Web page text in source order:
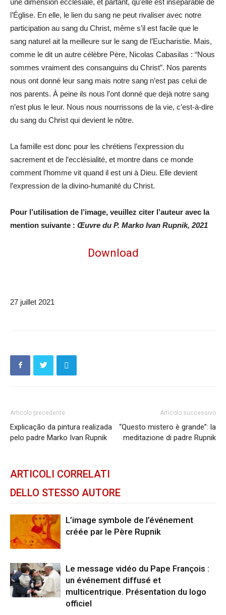
l’Église. En elle, le lien du sang ne peut rivaliser avec notre
participation au sang du Christ, même s’il est facile que le
sang naturel ait la meilleure sur le sang de l’Eucharistie. Mais,
comme le dit un autre célèbre Père, Nicolas Cabasilas : “Nous
sommes vraiment des consanguins du Christ”. Nos parents
nous ont donné leur sang mais notre sang n’est pas celui de
nos parents. À peine ils nous l’ont donné que dejà notre sang
n’est plus le leur. Nous nous nourrissons de la vie, c’est-à-dire
du sang du Christ qui devient le nôtre.
La famille est donc pour les chrétiens l’expression du
sacrement et de l’ecclésialité, et montre dans ce monde
comment l’homme vit quand il est uni à Dieu. Elle devient
l’expression de la divino-humanité du Christ.
Pour l’utilisation de l’image, veuillez citer l’auteur avec la
mention suivante : Œuvre du P. Marko Ivan Rupnik, 2021
Download
27 juillet 2021
Articolo precedente
Explicação da pintura realizada
pelo padre Marko Ivan Rupnik
Articolo successivo
“Questo mistero è grande”: la
meditazione di padre Rupnik
ARTICOLI CORRELATI
DELLO STESSO AUTORE
L’image symbole de l’événement
créée par le Père Rupnik
Le message vidéo du Pape François :
un événement diffusé et
multicentrique. Présentation du logo
officiel